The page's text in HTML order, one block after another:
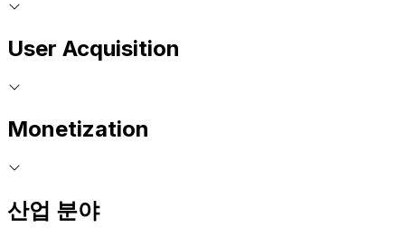
User Acquisition
Monetization
산업 분야